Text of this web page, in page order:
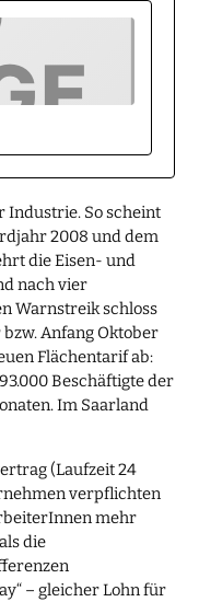
Industrie. So scheint
2008 und dem
die Eisen- und
nach vier
Warnstreik schloss
Anfang Oktober
Flächentarif ab:
Beschäftigte der
Im Saarland
(Laufzeit 24
verpflichten
mehr
die
– gleicher Lohn für